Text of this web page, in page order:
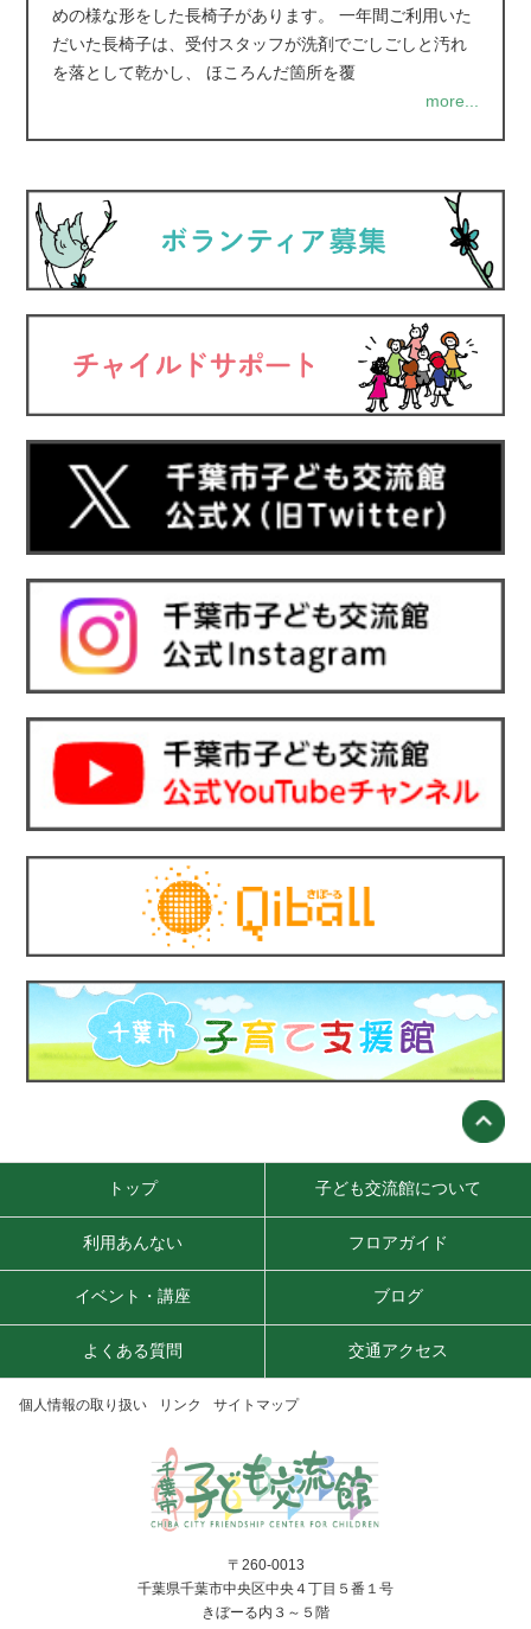
めの様な形をした長椅子があります。 一年間ご利用いた
だいた長椅子は、受付スタッフが洗剤でごしごしと汚れ
を落として乾かし、 ほころんだ箇所を覆
more...
トップ 子ども交流館について
利用あんない フロアガイド
イベント・講座 ブログ
よくある質問 交通アクセス
個人情報の取り扱い リンク サイトマップ
〒260-0013
千葉県千葉市中央区中央４丁目５番１号
きぼーる内３～５階